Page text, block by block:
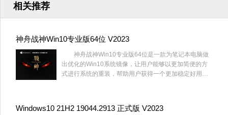
相关推荐
神舟战神Win10专业版64位 V2023
神舟战神Win10专业版64位是一款为笔记本电脑做
出优化的Win10系统镜像，让用户能够以更加简便的方
式进行系统的重装，帮助用户获得一个更加稳定好用的
Windows10 21H2 19044.2913 正式版 V2023